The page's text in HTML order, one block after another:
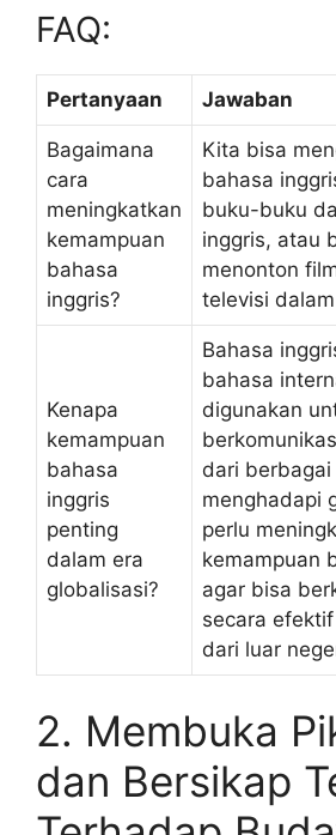
FAQ:
Pertanyaan Jawaban
Bagaimana
cara
meningkatkan
kemampuan
bahasa
inggris?
Kita bisa
bahasa
buku-buku
inggris, atau
menonton
televisi
Kenapa
kemampuan
bahasa
inggris
penting
dalam era
globalisasi?
Bahasa
bahasa
digunakan
dari berbagai
menghadapi
perlu
kemampuan
agar bisa
secara
dari luar
2. Membuka
dan Bersikap